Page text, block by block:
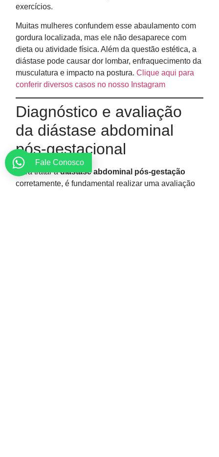
exercícios.
Muitas mulheres confundem esse abaulamento com
gordura localizada, mas ele não desaparece com
dieta ou atividade física. Além da questão estética, a
diástase pode causar dor lombar, enfraquecimento da
musculatura e impacto na postura. Clique aqui para
conferir diversos casos no nosso Instagram
Diagnóstico e avaliação
da diástase abdominal
pós-gestacional
Para tratar adiástase abdominal pós-gestação
corretamente, é fundamental realizar uma avaliação
Fale Conosco